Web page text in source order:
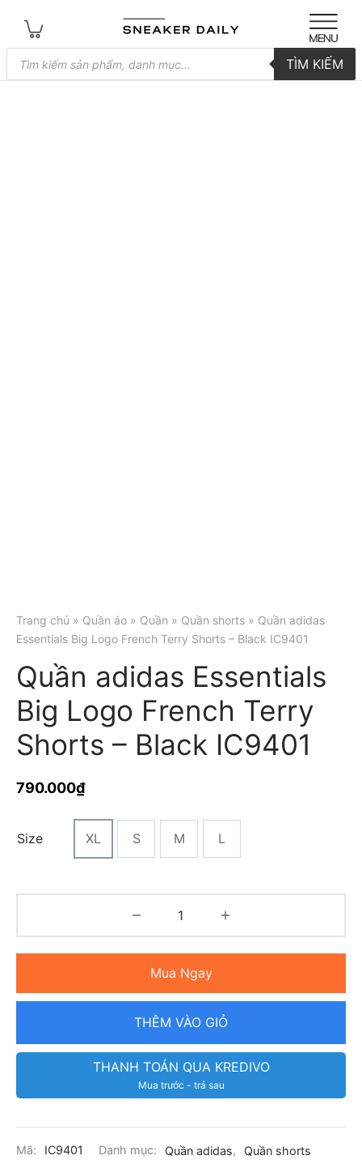
Tìm
kiếm
sản
TÌM KIẾM
Trang chủ » Quần áo » Quần » Quần shorts » Quần adidas
Essentials Big Logo French Terry Shorts – Black IC9401
Quần adidas Essentials
Big Logo French Terry
Shorts – Black IC9401
790.000₫
Size XL S M L
Mua Ngay
THÊM VÀO GIỎ
THANH TOÁN QUA KREDIVO
Mua trước - trả sau
Mã: IC9401 Danh mục: Quần adidas,
Quần shorts